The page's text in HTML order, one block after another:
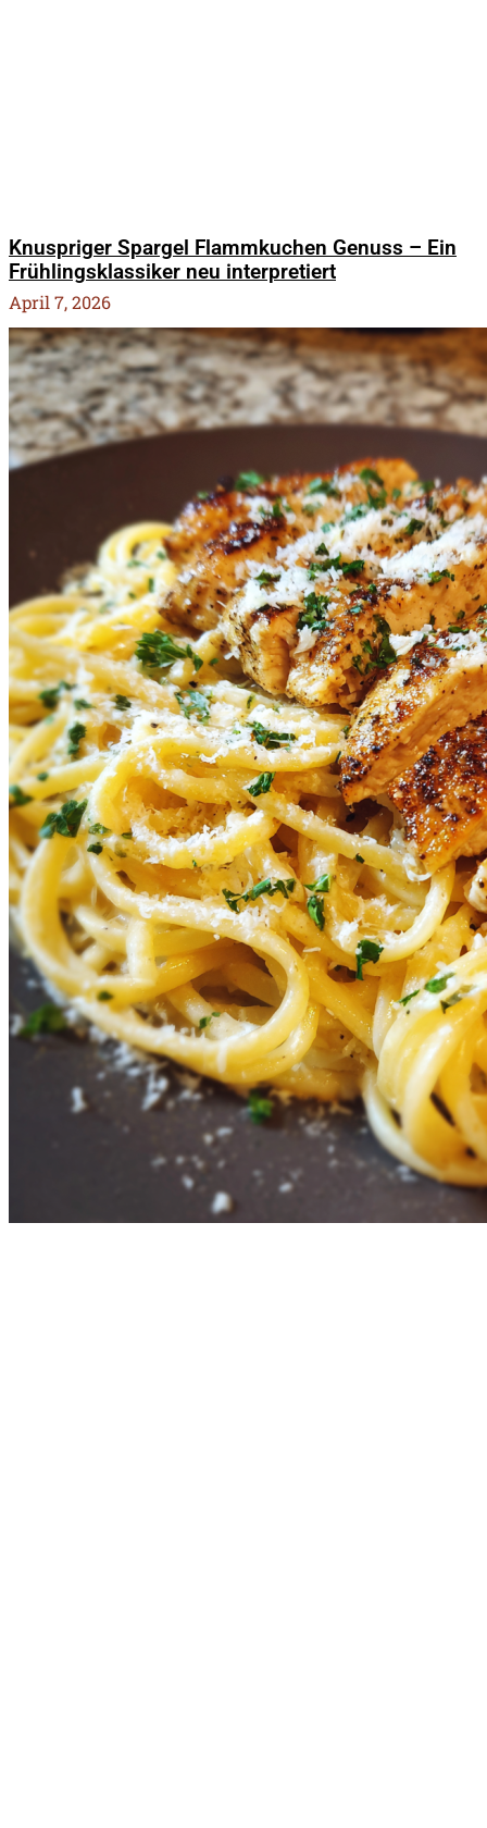
Knuspriger Spargel Flammkuchen Genuss – Ein
Frühlingsklassiker neu interpretiert
April 7, 2026